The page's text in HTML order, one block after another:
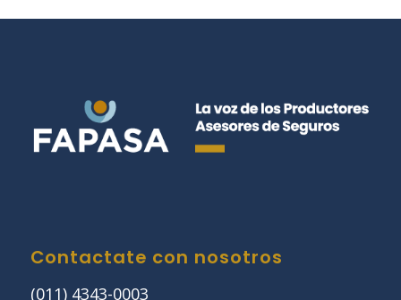
Contactate con nosotros
(011) 4343-0003